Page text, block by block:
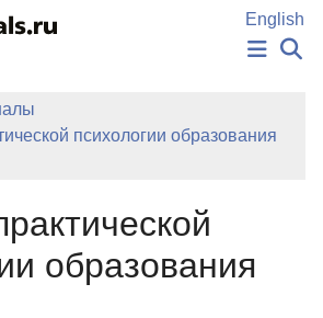
содержанию
English
НОВОСТИ
ИЗДАНИЯ
СЛОВА
психологии образования
образования